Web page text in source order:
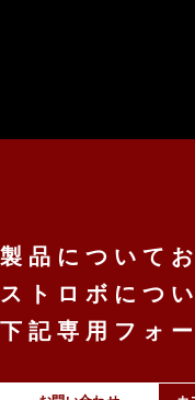
製品について
ストロボにつ
下記専用フォ